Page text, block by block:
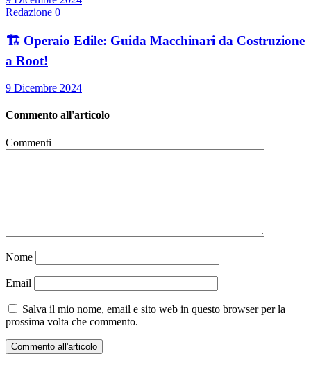
Redazione 0
🏗️ Operaio Edile: Guida Macchinari da Costruzione
a Root!
9 Dicembre 2024
Commento all'articolo
Commenti
Nome
Email
Salva il mio nome, email e sito web in questo browser per la
prossima volta che commento.